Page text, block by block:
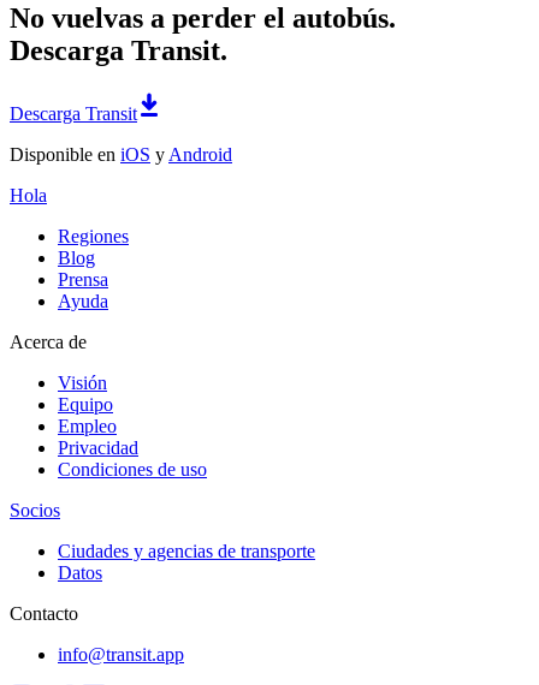
No vuelvas a perder el autobús.
Descarga Transit.
Descarga Transit
Disponible en iOS y Android
Hola
Regiones
Blog
Prensa
Ayuda
Acerca de
Visión
Equipo
Empleo
Privacidad
Condiciones de uso
Socios
Ciudades y agencias de transporte
Datos
Contacto
info@transit.app